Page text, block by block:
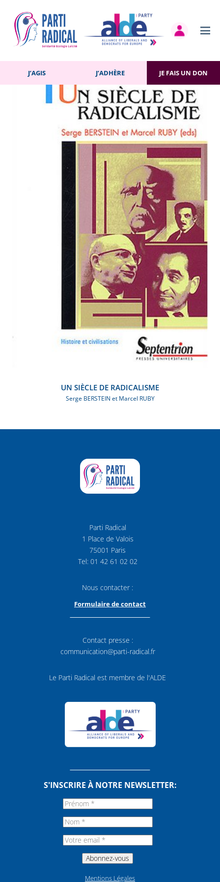
J’AGIS J’ADHÈRE JE FAIS UN DON
Retour à la bibliothèque
UN SIÈCLE DE RADICALISME
Serge BERSTEIN et Marcel RUBY
Parti Radical
1 Place de Valois
75001 Paris
Tel: 01 42 61 02 02
Nous contacter :
Formulaire de contact
Contact presse :
communication@parti-radical.fr
Le Parti Radical est membre de l'ALDE
S'INSCRIRE À NOTRE NEWSLETTER:
Mentions Légales